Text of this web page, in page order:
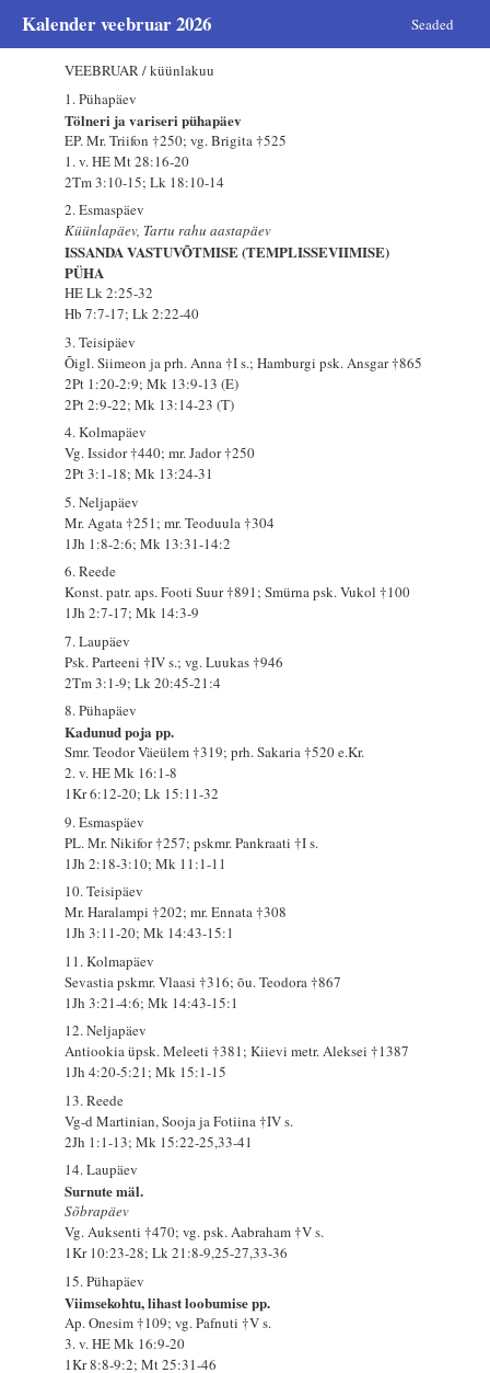
Kalender veebruar 2026 Seaded
VEEBRUAR / küünlakuu
1. Pühapäev
Tölneri ja variseri pühapäev
EP. Mr. Triifon †250; vg. Brigita †525
1. v. HE Mt 28:16-20
2Tm 3:10-15; Lk 18:10-14
2. Esmaspäev
Küünlapäev, Tartu rahu aastapäev
ISSANDA VASTUVÕTMISE (TEMPLISSEVIIMISE)
PÜHA
HE Lk 2:25-32
Hb 7:7-17; Lk 2:22-40
3. Teisipäev
Õigl. Siimeon ja prh. Anna †I s.; Hamburgi psk. Ansgar †865
2Pt 1:20-2:9; Mk 13:9-13 (E)
2Pt 2:9-22; Mk 13:14-23 (T)
4. Kolmapäev
Vg. Issidor †440; mr. Jador †250
2Pt 3:1-18; Mk 13:24-31
5. Neljapäev
Mr. Agata †251; mr. Teoduula †304
1Jh 1:8-2:6; Mk 13:31-14:2
6. Reede
Konst. patr. aps. Footi Suur †891; Smürna psk. Vukol †100
1Jh 2:7-17; Mk 14:3-9
7. Laupäev
Psk. Parteeni †IV s.; vg. Luukas †946
2Tm 3:1-9; Lk 20:45-21:4
8. Pühapäev
Kadunud poja pp.
Smr. Teodor Väeülem †319; prh. Sakaria †520 e.Kr.
2. v. HE Mk 16:1-8
1Kr 6:12-20; Lk 15:11-32
9. Esmaspäev
PL. Mr. Nikifor †257; pskmr. Pankraati †I s.
1Jh 2:18-3:10; Mk 11:1-11
10. Teisipäev
Mr. Haralampi †202; mr. Ennata †308
1Jh 3:11-20; Mk 14:43-15:1
11. Kolmapäev
Sevastia pskmr. Vlaasi †316; õu. Teodora †867
1Jh 3:21-4:6; Mk 14:43-15:1
12. Neljapäev
Antiookia üpsk. Meleeti †381; Kiievi metr. Aleksei †1387
1Jh 4:20-5:21; Mk 15:1-15
13. Reede
Vg-d Martinian, Sooja ja Fotiina †IV s.
2Jh 1:1-13; Mk 15:22-25,33-41
14. Laupäev
Surnute mäl.
Sõbrapäev
Vg. Auksenti †470; vg. psk. Aabraham †V s.
1Kr 10:23-28; Lk 21:8-9,25-27,33-36
15. Pühapäev
Viimsekohtu, lihast loobumise pp.
Ap. Onesim †109; vg. Pafnuti †V s.
3. v. HE Mk 16:9-20
1Kr 8:8-9:2; Mt 25:31-46